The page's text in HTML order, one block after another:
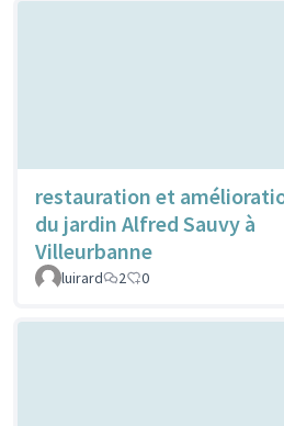
restauration et
du jardin Alfred Sauvy à
Villeurbanne
luirard 2 0